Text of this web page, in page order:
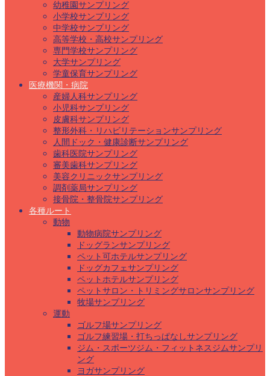
幼稚園サンプリング
小学校サンプリング
中学校サンプリング
高等学校・高校サンプリング
専門学校サンプリング
大学サンプリング
学童保育サンプリング
医療機関・病院
産婦人科サンプリング
小児科サンプリング
皮膚科サンプリング
整形外科・リハビリテーションサンプリング
人間ドック・健康診断サンプリング
歯科医院サンプリング
審美歯科サンプリング
美容クリニックサンプリング
調剤薬局サンプリング
接骨院・整骨院サンプリング
各種ルート
動物
動物病院サンプリング
ドッグランサンプリング
ペット可ホテルサンプリング
ドッグカフェサンプリング
ペットホテルサンプリング
ペットサロン・トリミングサロンサンプリング
牧場サンプリング
運動
ゴルフ場サンプリング
ゴルフ練習場・打ちっぱなしサンプリング
ジム・スポーツジム・フィットネスジムサンプリ
ング
ヨガサンプリング